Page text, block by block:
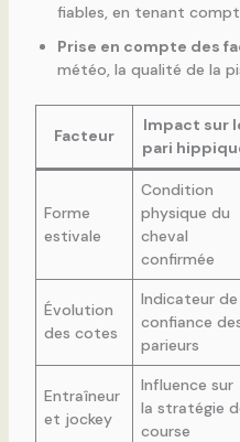
fiables, en tenant
Prise en compte des
météo, la qualité de la
Facteur
Impact sur
pari
Forme
estivale
Condition
physique du
cheval
confirmée
Évolution
des cotes
Indicateur de
confiance
parieurs
Entraîneur
et jockey
Influence sur
la stratégie
course